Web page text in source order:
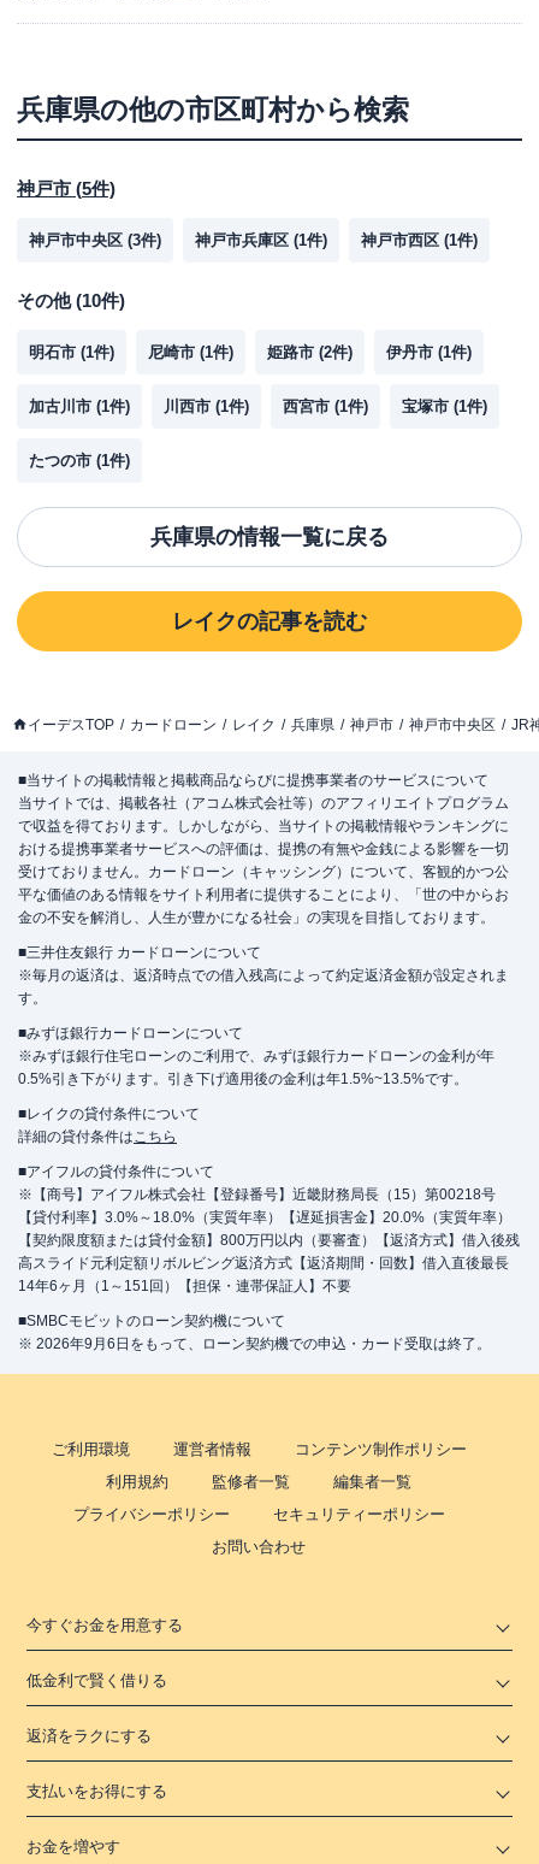
兵庫県の他の市区町村から検索
神戸市 (5件)
神戸市中央区 (3件) 神戸市兵庫区 (1件) 神戸市西区 (1件)
その他(10件)
明石市 (1件) 尼崎市 (1件) 姫路市 (2件) 伊丹市 (1件)
加古川市 (1件) 川西市 (1件) 西宮市 (1件) 宝塚市 (1件)
たつの市 (1件)
兵庫県の情報一覧に戻る
レイクの記事を読む
イーデスTOP カードローン レイク 兵庫県 神戸市 神戸市中央区 JR
■当サイトの掲載情報と掲載商品ならびに提携事業者のサービスについて
当サイトでは、掲載各社（アコム株式会社等）のアフィリエイトプログラム
で収益を得ております。しかしながら、当サイトの掲載情報やランキングに
おける提携事業者サービスへの評価は、提携の有無や金銭による影響を一切
受けておりません。カードローン（キャッシング）について、客観的かつ公
平な価値のある情報をサイト利用者に提供することにより、「世の中からお
金の不安を解消し、人生が豊かになる社会」の実現を目指しております。
■三井住友銀行 カードローンについて
※毎月の返済は、返済時点での借入残高によって約定返済金額が設定されま
す。
■みずほ銀行カードローンについて
※みずほ銀行住宅ローンのご利用で、みずほ銀行カードローンの金利が年
0.5%引き下がります。引き下げ適用後の金利は年1.5%~13.5%です。
■レイクの貸付条件について
詳細の貸付条件はこちら
■アイフルの貸付条件について
※【商号】アイフル株式会社【登録番号】近畿財務局長（15）第00218号
【貸付利率】3.0%～18.0%（実質年率）【遅延損害金】20.0%（実質年率）
【契約限度額または貸付金額】800万円以内（要審査）【返済方式】借入後残
高スライド元利定額リボルビング返済方式【返済期間・回数】借入直後最長
14年6ヶ月（1～151回）【担保・連帯保証人】不要
■SMBCモビットのローン契約機について
※ 2026年9月6日をもって、ローン契約機での申込・カード受取は終了。
ご利用環境 運営者情報
コンテンツ制作ポリシー
利用規約
監修者一覧
編集者一覧
プライバシーポリシー
セキュリティーポリシー
お問い合わせ
今すぐお金を用意する
低金利で賢く借りる
返済をラクにする
支払いをお得にする
お金を増やす